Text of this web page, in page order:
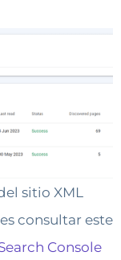
sitio XML
consultar este
Console